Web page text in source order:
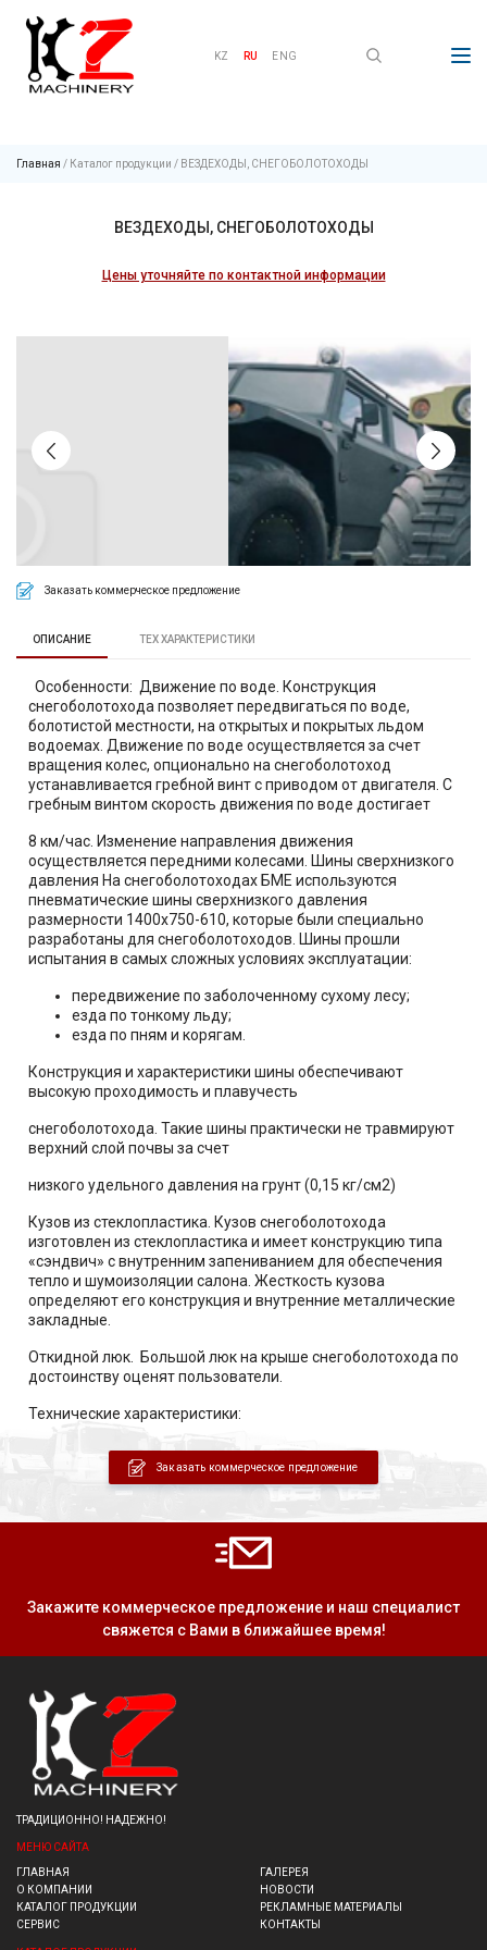
KZ RU ENG
Главная / Каталог продукции / ВЕЗДЕХОДЫ, СНЕГОБОЛОТОХОДЫ
ВЕЗДЕХОДЫ, СНЕГОБОЛОТОХОДЫ
Цены уточняйте по контактной информации
Заказать коммерческое предложение
ОПИСАНИЕ ТЕХ ХАРАКТЕРИСТИКИ
Особенности: Движение по воде. Конструкция
снегоболотохода позволяет передвигаться по воде,
болотистой местности, на открытых и покрытых льдом
водоемах. Движение по воде осуществляется за счет
вращения колес, опционально на снегоболотоход
устанавливается гребной винт с приводом от двигателя. С
гребным винтом скорость движения по воде достигает
8 км/час. Изменение направления движения
осуществляется передними колесами. Шины сверхнизкого
давления На снегоболотоходах БМЕ используются
пневматические шины сверхнизкого давления
размерности 1400х750-610, которые были специально
разработаны для снегоболотоходов. Шины прошли
испытания в самых сложных условиях эксплуатации:
передвижение по заболоченному сухому лесу;
езда по тонкому льду;
езда по пням и корягам.
Конструкция и характеристики шины обеспечивают
высокую проходимость и плавучесть
снегоболотохода. Такие шины практически не травмируют
верхний слой почвы за счет
низкого удельного давления на грунт (0,15 кг/см2)
Кузов из стеклопластика. Кузов снегоболотохода
изготовлен из стеклопластика и имеет конструкцию типа
«сэндвич» с внутренним запениванием для обеспечения
тепло и шумоизоляции салона. Жесткость кузова
определяют его конструкция и внутренние металлические
закладные.
Откидной люк. Большой люк на крыше снегоболотохода по
достоинству оценят пользователи.
Технические характеристики:
Заказать коммерческое предложение
Закажите коммерческое предложение и наш специалист
свяжется с Вами в ближайшее время!
ТРАДИЦИОННО! НАДЕЖНО!
МЕНЮ САЙТА
ГЛАВНАЯ
О КОМПАНИИ
КАТАЛОГ ПРОДУКЦИИ
СЕРВИС
ГАЛЕРЕЯ
НОВОСТИ
РЕКЛАМНЫЕ МАТЕРИАЛЫ
КОНТАКТЫ